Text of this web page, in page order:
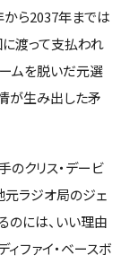
から2037年までは
渡って支払われ
ムを脱いだ元選
が生み出した矛
のクリス・デービ
元ラジオ局のジェ
のには、いい理由
ファイ・ベースボ